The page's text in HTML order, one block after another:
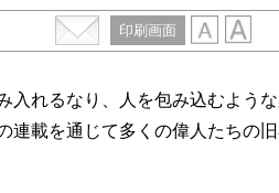
印刷画面
れるなり、人を包み込むよう
連載を通じて多くの偉人たちの